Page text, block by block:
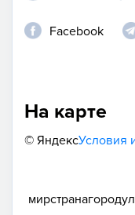
Facebook
На карте
© ЯндексУсловия
мирстранагород